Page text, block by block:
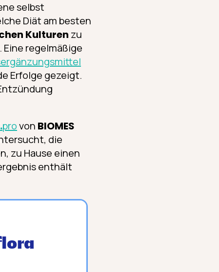
selbst
Diät am besten
Kulturen zu
regelmäßige
Erfolge gezeigt.
provon BIOMES
die
zu Hause einen
enthält